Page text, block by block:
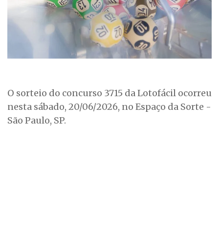
O sorteio do concurso 3715 da Lotofácil ocorreu
nesta sábado, 20/06/2026, no Espaço da Sorte -
São Paulo, SP.